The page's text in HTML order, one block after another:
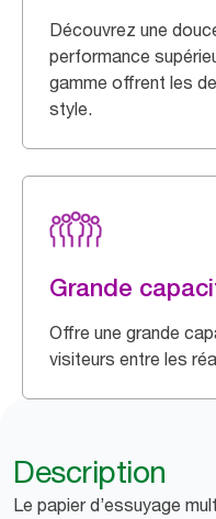
Découvrez une
performance
gamme offrent les
style.
Grande
Offre une grande
visiteurs entre les
Description
Le papier d’essuyage